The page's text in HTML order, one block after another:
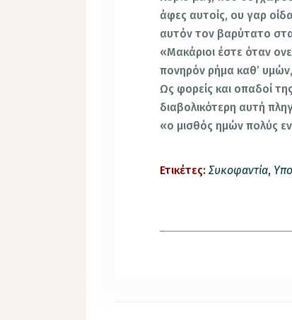
άφες αυτοίς, ου γαρ
αυτόν τον βαρύτατο
«Μακάριοι έστε όταν
πονηρόν ρήμα καθ’
Ως φορείς και οπαδοί
διαβολικότερη αυτή
«ο μισθός ημών πολύς
Ετικέτες: Συκοφαντία,